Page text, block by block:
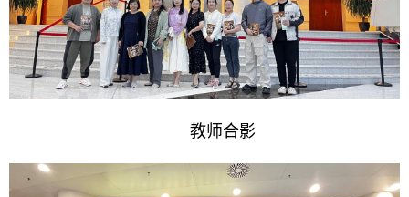
教师合影